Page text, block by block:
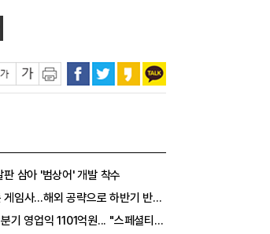
판 삼아 '범상어' 개발 착수
사…해외 공략으로 하반기 반등 꾀한다
영업익 1101억원... "스페셜티 전환 가속"